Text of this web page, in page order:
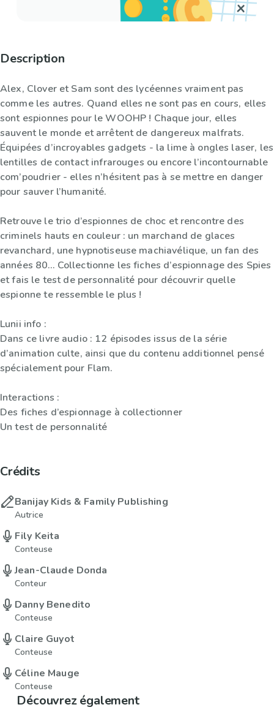
Description
Alex, Clover et Sam sont des lycéennes vraiment pas
comme les autres. Quand elles ne sont pas en cours, elles
sont espionnes pour le WOOHP ! Chaque jour, elles
sauvent le monde et arrêtent de dangereux malfrats.
Équipées d’incroyables gadgets - la lime à ongles laser, les
lentilles de contact infrarouges ou encore l’incontournable
com’poudrier - elles n’hésitent pas à se mettre en danger
pour sauver l’humanité.
Retrouve le trio d’espionnes de choc et rencontre des
criminels hauts en couleur : un marchand de glaces
revanchard, une hypnotiseuse machiavélique, un fan des
années 80… Collectionne les fiches d’espionnage des Spies
et fais le test de personnalité pour découvrir quelle
espionne te ressemble le plus !
Lunii info :
Dans ce livre audio : 12 épisodes issus de la série
d’animation culte, ainsi que du contenu additionnel pensé
spécialement pour Flam.
Interactions :
Des fiches d’espionnage à collectionner
Un test de personnalité
Crédits
Banijay Kids & Family Publishing
Autrice
Fily Keita
Conteuse
Jean-Claude Donda
Conteur
Danny Benedito
Conteuse
Claire Guyot
Conteuse
Céline Mauge
Conteuse
Découvrez également